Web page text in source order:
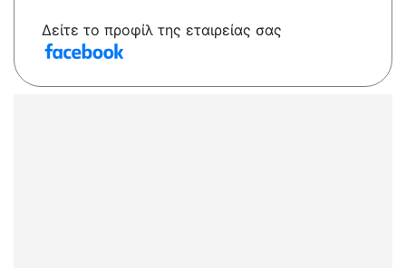
Δείτε το προφίλ της εταιρείας σας